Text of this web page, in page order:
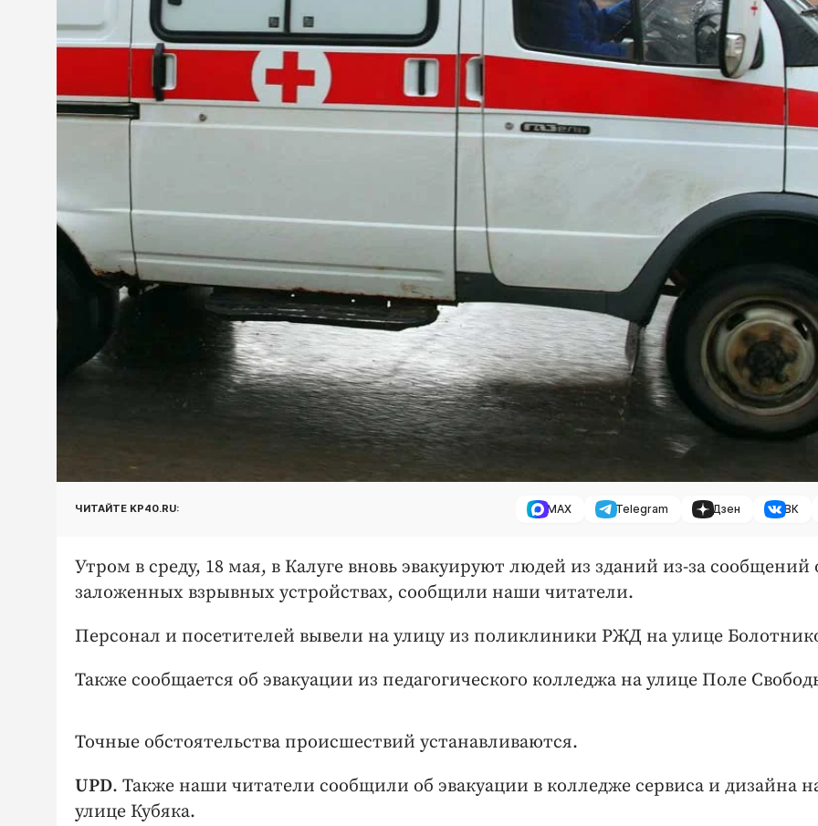
ЧИТАЙТЕ KP40.RU: MAX Telegram Дзен ВК
Утром в среду, 18 мая, в Калуге вновь эвакуируют людей из зданий из-за сообщений
заложенных взрывных устройствах, сообщили наши читатели.
Персонал и посетителей вывели на улицу из поликлиники РЖД на улице
Также сообщается об эвакуации из педагогического колледжа на улице Поле
Точные обстоятельства происшествий устанавливаются.
UPD. Также наши читатели сообщили об эвакуации в колледже сервиса и дизайна
улице Кубяка.